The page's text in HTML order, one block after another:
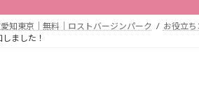
知東京｜無料｜ロストバージンパーク お役立ち
ました！